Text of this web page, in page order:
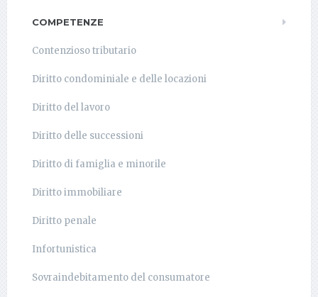
COMPETENZE
Contenzioso tributario
Diritto condominiale e delle locazioni
Diritto del lavoro
Diritto delle successioni
Diritto di famiglia e minorile
Diritto immobiliare
Diritto penale
Infortunistica
Sovraindebitamento del consumatore